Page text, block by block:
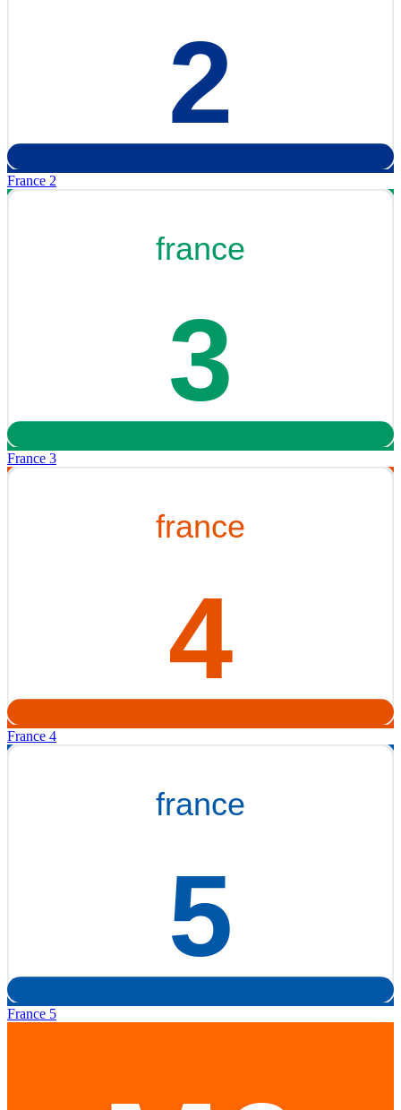
France 2
France 3
France 4
France 5